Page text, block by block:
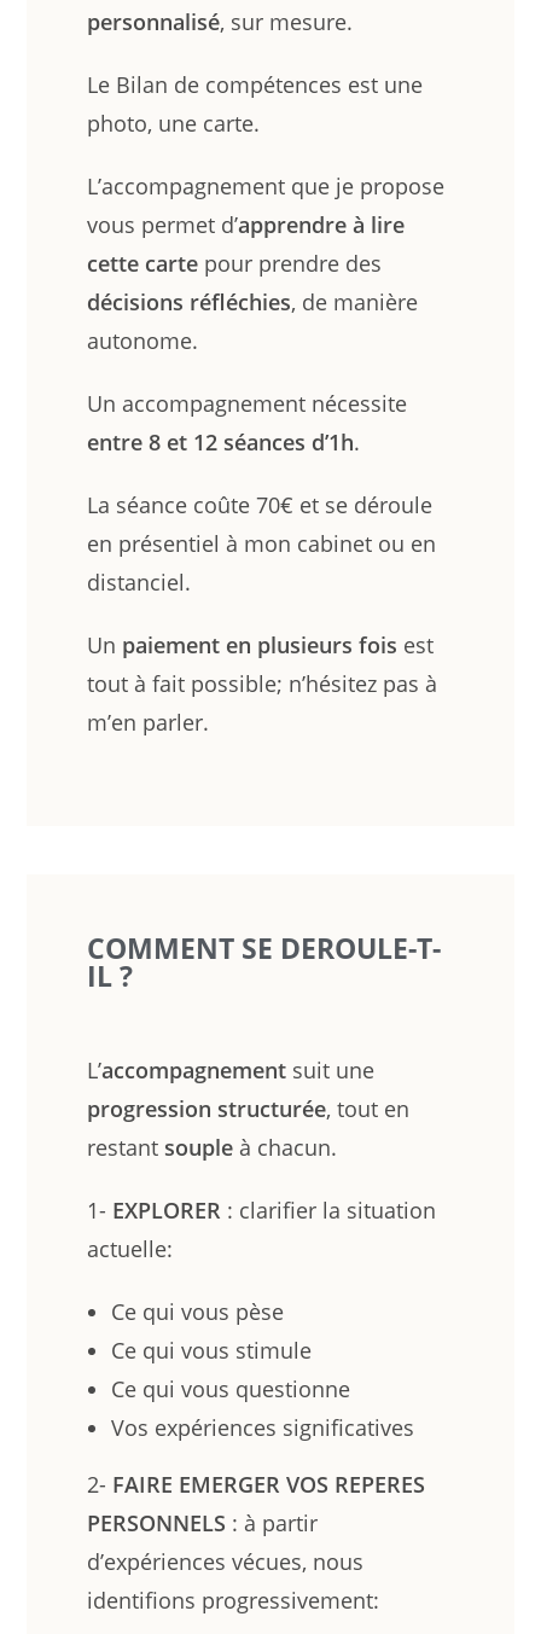
personnalisé, sur mesure.
Le Bilan de compétences est une
photo, une carte.
L’accompagnement que je propose
vous permet d’apprendre à lire
cette carte pour prendre des
décisions réfléchies, de manière
autonome.
Un accompagnement nécessite
entre 8 et 12 séances d’1h.
La séance coûte 70€ et se déroule
en présentiel à mon cabinet ou en
distanciel.
Un paiement en plusieurs fois est
tout à fait possible; n’hésitez pas à
m’en parler.
COMMENT SE DEROULE-T-
IL ?
L’accompagnement suit une
progression structurée, tout en
restant souple à chacun.
1- EXPLORER : clarifier la situation
actuelle:
Ce qui vous pèse
Ce qui vous stimule
Ce qui vous questionne
Vos expériences significatives
2- FAIRE EMERGER VOS REPERES
PERSONNELS : à partir
d’expériences vécues, nous
identifions progressivement: